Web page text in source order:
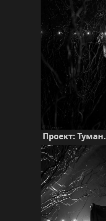
Проект: